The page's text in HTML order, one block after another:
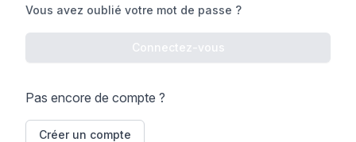
Vous avez oublié votre mot de passe ?
Connectez-vous
Pas encore de compte ?
Créer un compte